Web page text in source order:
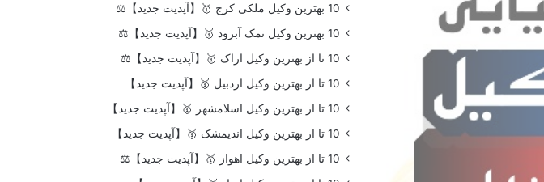
10 بهترین وکیل ملکی کرج 🥇【آپدیت جدید】⚖️
10 بهترین وکیل نمک آبرود 🥇【آپدیت جدید】⚖️
10 تا از بهترین وکیل اراک 🥇【آپدیت جدید】⚖️
10 تا از بهترین وکیل اردبیل 🥇【آپدیت جدید】
10 تا از بهترین وکیل اسلامشهر 🥇【آپدیت جدید】
10 تا از بهترین وکیل اندیمشک 🥇【آپدیت جدید】
10 تا از بهترین وکیل اهواز 🥇【آپدیت جدید】⚖️